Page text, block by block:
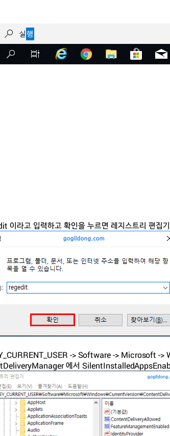
이라고 입력하고 확인을 누르면 레지스트리 편집
-> Software -> Microsoft ->
에서